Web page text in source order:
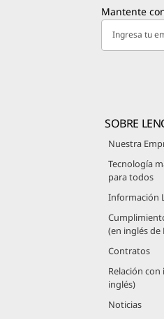
Mantente
Ingresa tu
SOBRE
Nuestra
Tecnología
para todos
Información
(en inglés de
Contratos
Relación
inglés)
Noticias